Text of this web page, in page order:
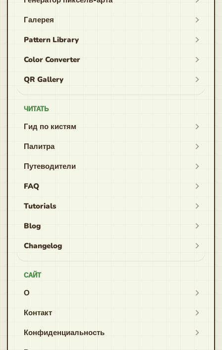
Галерея
Pattern Library
Color Converter
QR Gallery
ЧИТАТЬ
Гид по кистям
Палитра
Путеводители
FAQ
Tutorials
Blog
Changelog
САЙТ
О
Контакт
Конфиденциальность